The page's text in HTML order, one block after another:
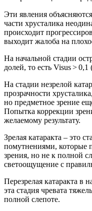
Эти явления
части хрусталика
происходит
выходит жалоба на
На начальной стадии
долей, то есть Visus >
На стадии незрелой
прозрачности
но предметное зрение
Попытка коррекции
желаемому результату.
Зрелая катаракта – это
помутнениями, которые
зрения, но не к полной
светоощущение с
Перезрелая катаракта в
эта стадия чревата
полной слепоте.